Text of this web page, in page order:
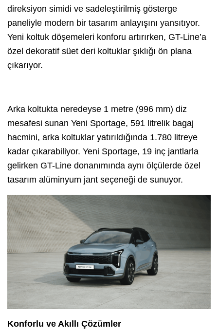
direksiyon simidi ve sadeleştirilmiş gösterge
paneliyle modern bir tasarım anlayışını yansıtıyor.
Yeni koltuk döşemeleri konforu artırırken, GT-Line’a
özel dekoratif süet deri koltuklar şıklığı ön plana
çıkarıyor.
Arka koltukta neredeyse 1 metre (996 mm) diz
mesafesi sunan Yeni Sportage, 591 litrelik bagaj
hacmini, arka koltuklar yatırıldığında 1.780 litreye
kadar çıkarabiliyor. Yeni Sportage, 19 inç jantlarla
gelirken GT-Line donanımında aynı ölçülerde özel
tasarım alüminyum jant seçeneği de sunuyor.
Konforlu ve Akıllı Çözümler